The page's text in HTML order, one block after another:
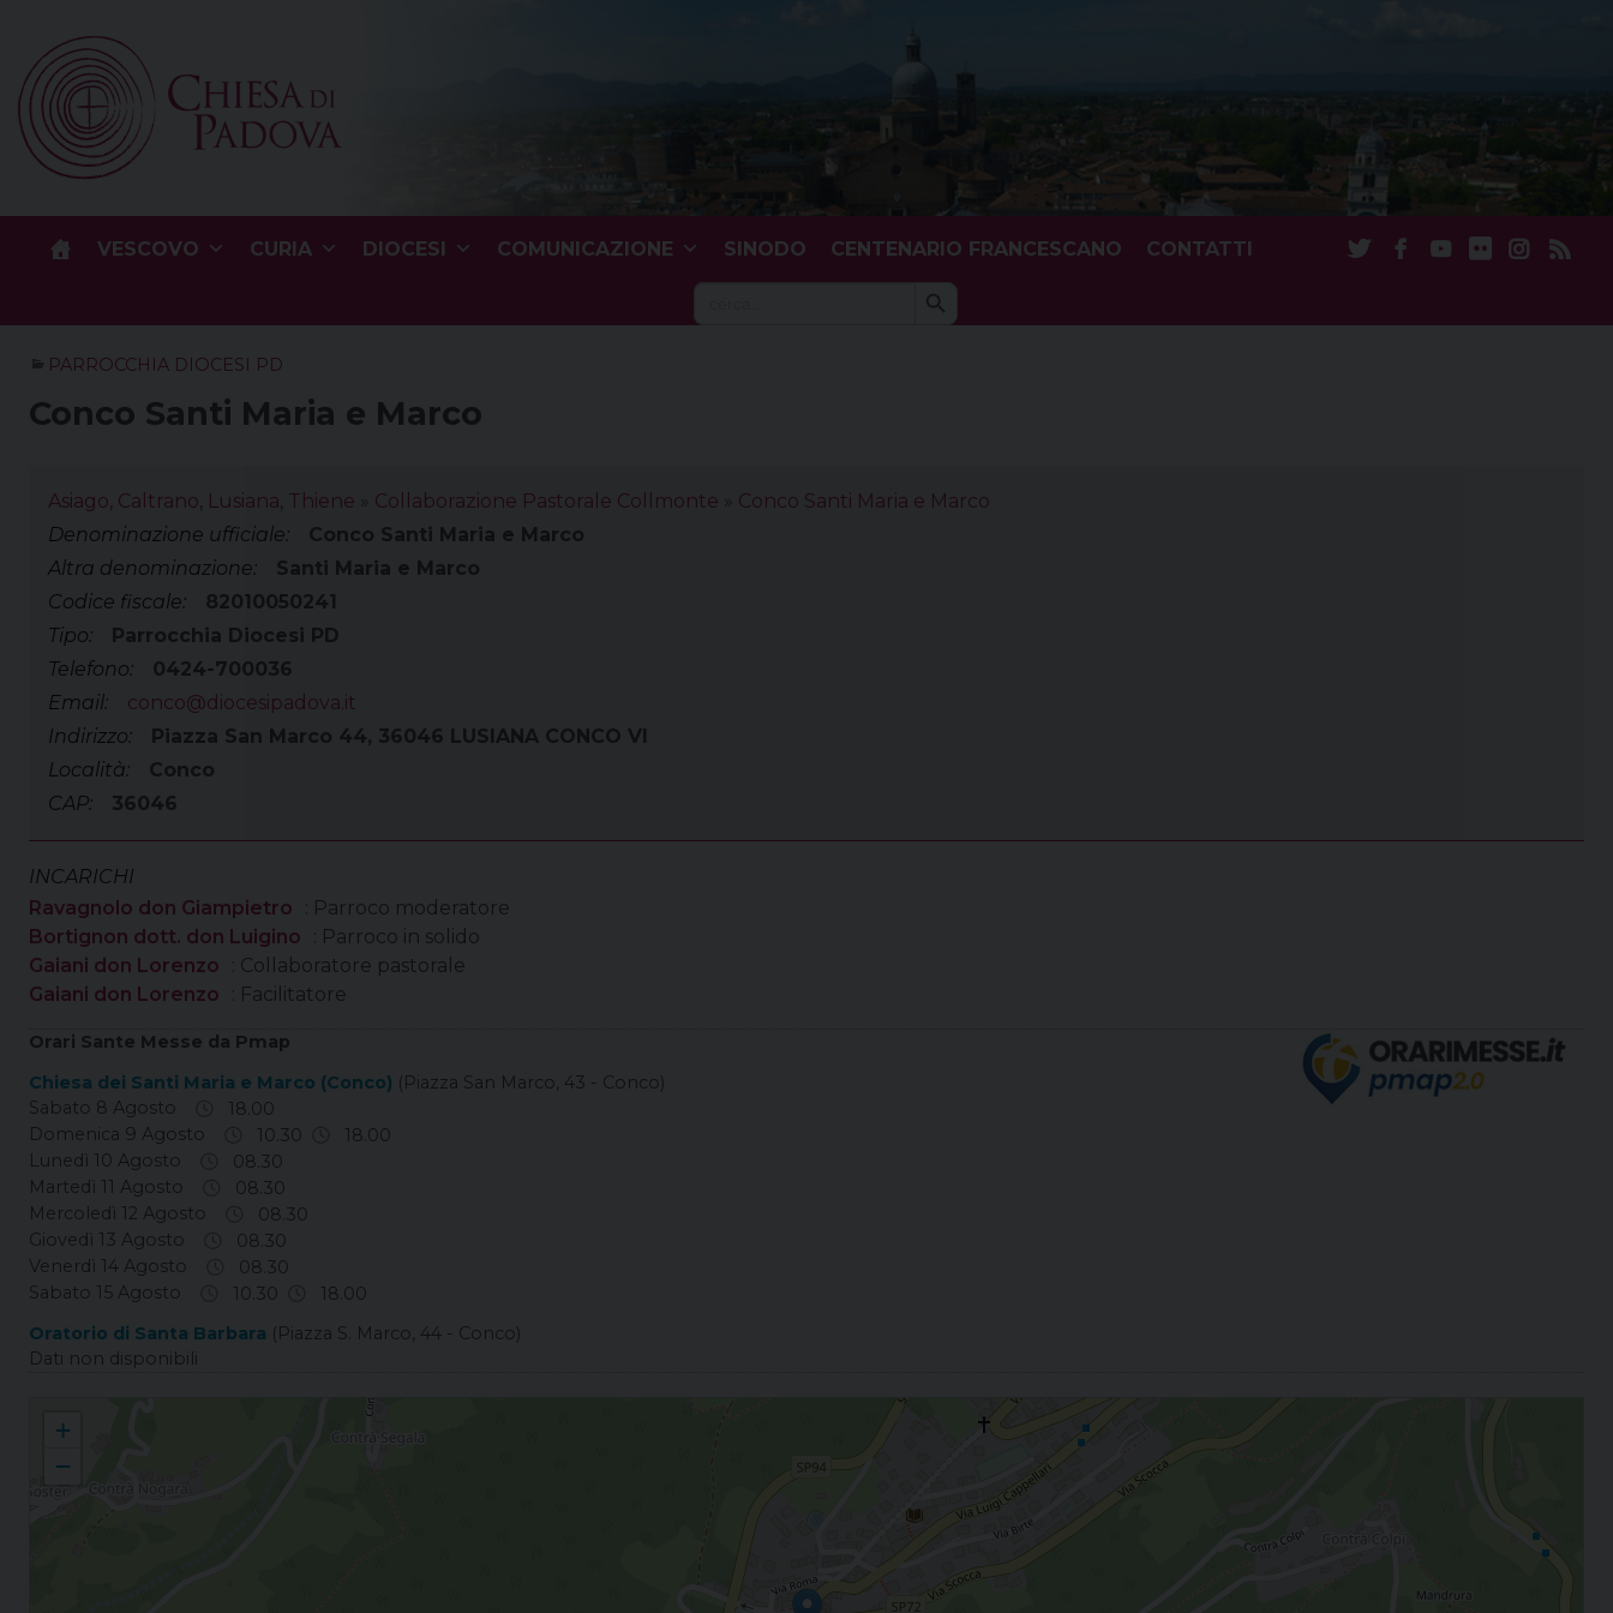
content
VESCOVO CURIA DIOCESI COMUNICAZIONE SINODO CENTENARIO FRANCESCANO
CONTATTI
Search
Search Button
PARROCCHIA DIOCESI PD
Conco Santi Maria e Marco
Asiago, Caltrano, Lusiana, Thiene Collaborazione Pastorale Collmonte
Conco Santi Maria e Marco
Denominazione ufficiale:
Conco Santi Maria e Marco
Altra denominazione:
Santi Maria e Marco
Codice fiscale:
82010050241
Tipo:
Parrocchia Diocesi PD
Telefono:
0424-700036
Email:
conco@diocesipadova.it
Indirizzo:
Piazza San Marco 44, 36046 LUSIANA CONCO VI
Località:
Conco
CAP:
36046
INCARICHI
Ravagnolo don Giampietro
: Parroco moderatore
Bortignon dott. don Luigino
: Parroco in solido
Gaiani don Lorenzo
: Collaboratore pastorale
Gaiani don Lorenzo
: Facilitatore
Orari Sante Messe da Pmap
Chiesa dei Santi Maria e Marco (Conco) (Piazza San Marco, 43 - Conco)
Sabato 8 Agosto
18.00
Domenica 9 Agosto
10.30
18.00
Lunedì 10 Agosto
08.30
Martedì 11 Agosto
08.30
Mercoledì 12 Agosto
08.30
Giovedì 13 Agosto
08.30
Venerdì 14 Agosto
08.30
Sabato 15 Agosto
10.30
18.00
Oratorio di Santa Barbara (Piazza S. Marco, 44 - Conco)
Dati non disponibili
+
−